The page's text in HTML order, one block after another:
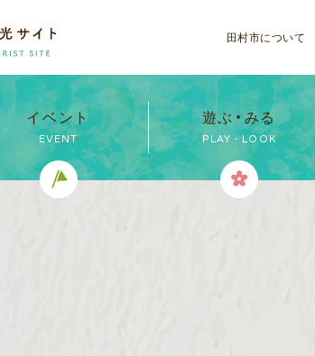
田村市について
イベント
EVENT
遊ぶ・みる
PLAY・LOOK